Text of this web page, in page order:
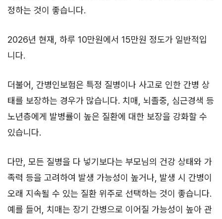
정하는 것이 좋습니다.
2026년 현재, 하루 10만원에서 15만원 정도가 일반적입
니다.
더불어, 간병인보험은 특정 질병이나 사고로 인한 간병 상
태를 보장하는 경우가 많습니다. 치매, 뇌졸중, 심근경색 등
노년층에게 발병률이 높은 질환에 대한 보장을 강화할 수
있습니다.
다만, 모든 질병을 다 넣기보다는 부모님의 건강 상태와 가
족력 등을 고려하여 발생 가능성이 높거나, 발생 시 간병이
오래 지속될 수 있는 질환 위주로 선택하는 것이 좋습니다.
예를 들어, 치매는 장기 간병으로 이어질 가능성이 높아 관